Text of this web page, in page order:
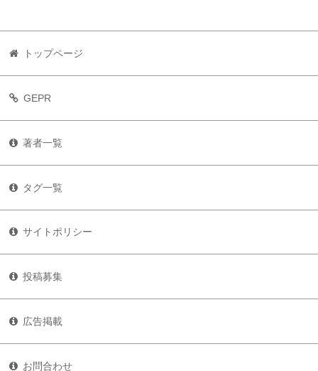
トップページ
GEPR
著者一覧
タグ一覧
サイトポリシー
投稿募集
広告掲載
お問合わせ